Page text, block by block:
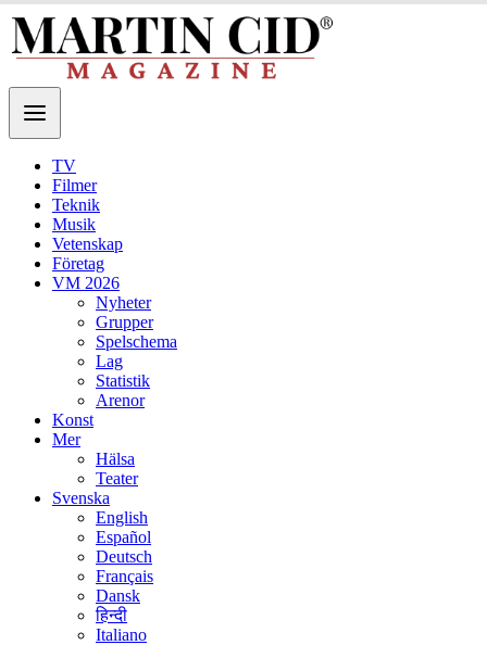
TV
Filmer
Teknik
Musik
Vetenskap
Företag
VM 2026
Nyheter
Grupper
Spelschema
Lag
Statistik
Arenor
Konst
Mer
Hälsa
Teater
Svenska
English
Español
Deutsch
Français
Dansk
हिन्दी
Italiano